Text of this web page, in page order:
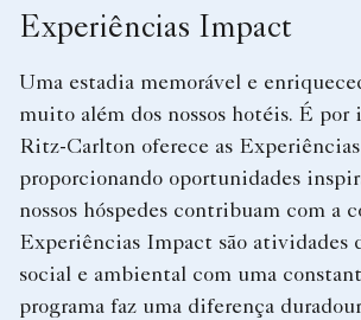
Experiências Impact
Uma estadia memorável e
muito além dos nossos hotéis. É por
Ritz-Carlton oferece as
proporcionando oportunidades
nossos hóspedes contribuam com a
Experiências Impact são atividades
social e ambiental com uma
programa faz uma diferença